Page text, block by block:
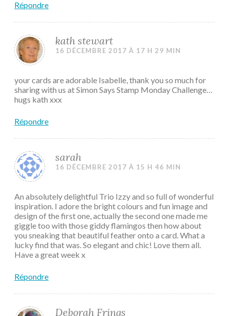
Répondre
kath stewart
16 DÉCEMBRE 2017 À 17 H 29 MIN
your cards are adorable Isabelle, thank you so much for
sharing with us at Simon Says Stamp Monday Challenge…
hugs kath xxx
Répondre
sarah
16 DÉCEMBRE 2017 À 15 H 46 MIN
An absolutely delightful Trio Izzy and so full of wonderful
inspiration. I adore the bright colours and fun image and
design of the first one, actually the second one made me
giggle too with those giddy flamingos then how about
you sneaking that beautiful feather onto a card. What a
lucky find that was. So elegant and chic! Love them all.
Have a great week x
Répondre
Deborah Frings